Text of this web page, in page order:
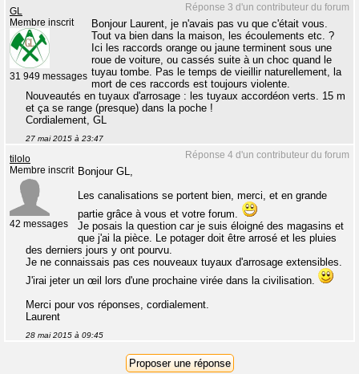
Réponse 3 d'un contributeur du forum
GL
Membre inscrit
31 949 messages
Bonjour Laurent, je n'avais pas vu que c'était vous.
Tout va bien dans la maison, les écoulements etc. ?
Ici les raccords orange ou jaune terminent sous une
roue de voiture, ou cassés suite à un choc quand le
tuyau tombe. Pas le temps de vieillir naturellement, la
mort de ces raccords est toujours violente.
Nouveautés en tuyaux d'arrosage : les tuyaux accordéon verts. 15 m
et ça se range (presque) dans la poche !
Cordialement, GL
27 mai 2015 à 23:47
Réponse 4 d'un contributeur du forum
tilolo
Membre inscrit
42 messages
Bonjour GL,
Les canalisations se portent bien, merci, et en grande
partie grâce à vous et votre forum.
Je posais la question car je suis éloigné des magasins et
que j'ai la pièce. Le potager doit être arrosé et les pluies
des derniers jours y ont pourvu.
Je ne connaissais pas ces nouveaux tuyaux d'arrosage extensibles.
J'irai jeter un œil lors d'une prochaine virée dans la civilisation.
Merci pour vos réponses, cordialement.
Laurent
28 mai 2015 à 09:45